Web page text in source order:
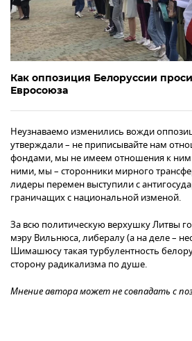
Как оппозиция Белоруссии
Евросоюза
Неузнаваемо изменились вожди
утверждали – не приписывайте нам
фондами, мы не имеем отношения к ним
ними, мы – сторонники мирного
лидеры перемен выступили с
граничащих с национальной изменой.
За всю политическую верхушку Литвы
мэру Вильнюса, либералу (а на деле –
Шимашюсу такая турбулентность
сторону радикализма по душе.
Мнение автора может не совпадать с